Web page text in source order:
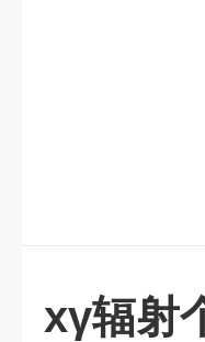
xγ辐射